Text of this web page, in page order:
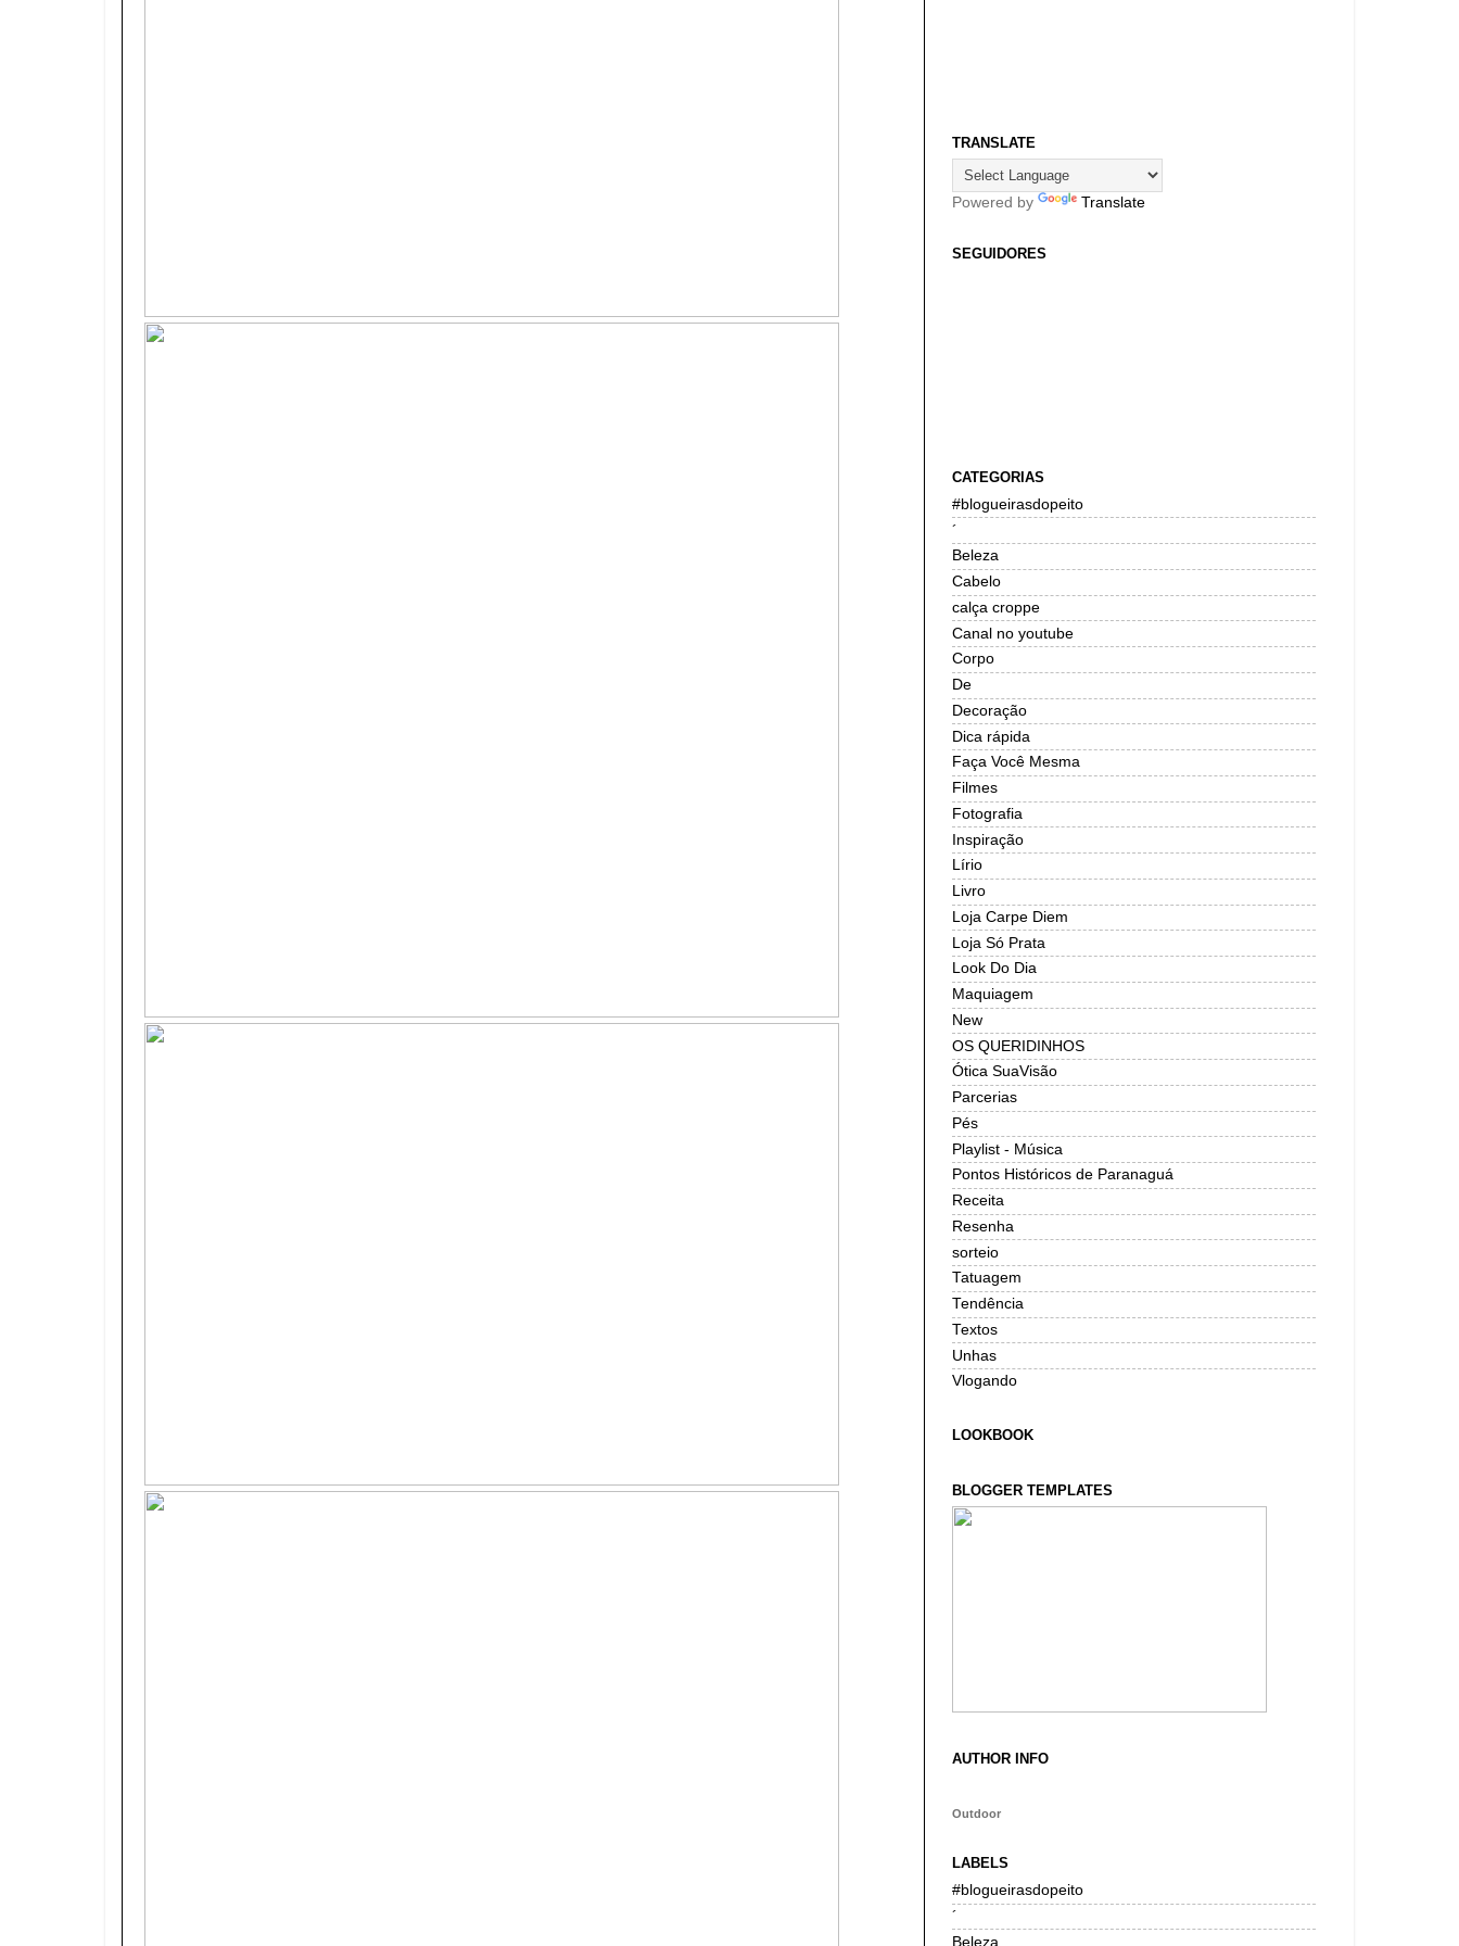
TRANSLATE
Powered by Translate
SEGUIDORES
CATEGORIAS
#blogueirasdopeito
´
Beleza
Cabelo
calça croppe
Canal no youtube
Corpo
De
Decoração
Dica rápida
Faça Você Mesma
Filmes
Fotografia
Inspiração
Lírio
Livro
Loja Carpe Diem
Loja Só Prata
Look Do Dia
Maquiagem
New
OS QUERIDINHOS
Ótica SuaVisão
Parcerias
Pés
Playlist - Música
Pontos Históricos de Paranaguá
Receita
Resenha
sorteio
Tatuagem
Tendência
Textos
Unhas
Vlogando
LOOKBOOK
BLOGGER TEMPLATES
AUTHOR INFO
Outdoor
LABELS
#blogueirasdopeito
´
Beleza